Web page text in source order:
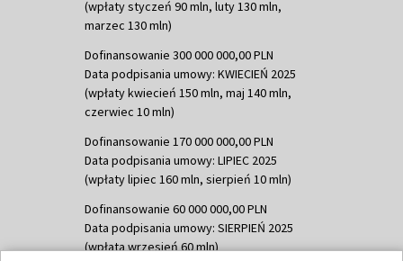
(wpłaty styczeń 90 mln, luty 130 mln,
marzec 130 mln)
Dofinansowanie 300 000 000,00 PLN
Data podpisania umowy: KWIECIEŃ 2025
(wpłaty kwiecień 150 mln, maj 140 mln,
czerwiec 10 mln)
Dofinansowanie 170 000 000,00 PLN
Data podpisania umowy: LIPIEC 2025
(wpłaty lipiec 160 mln, sierpień 10 mln)
Dofinansowanie 60 000 000,00 PLN
Data podpisania umowy: SIERPIEŃ 2025
(wpłata wrzesień 60 mln)